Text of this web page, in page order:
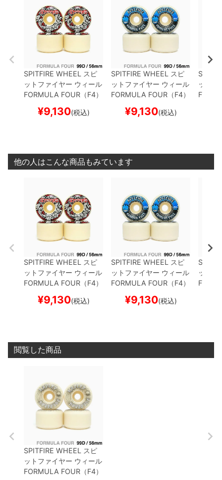
SPITFIRE WHEEL
スピ
ットファイヤー ウィール
FORMULA FOUR（F4）
ON GATE56mm
¥9,130(税込)
SPITFIRE WHEEL
スピ
ットファイヤー ウィール
FORMULA FOUR（F4）
¥9,130(税込)
ットフ
他の人はこんな商品もみています
SPITFIRE WHEEL
スピ
ットファイヤー ウィール
FORMULA FOUR（F4）
ON GATE56mm
¥9,130(税込)
SPITFIRE WHEEL
スピ
ットファイヤー ウィール
FORMULA FOUR（F4）
¥9,130(税込)
ットフ
閲覧した商品
SPITFIRE WHEEL
スピ
ットファイヤー ウィール
FORMULA FOUR（F4）